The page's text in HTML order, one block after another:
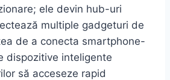
ele devin hub-uri
multiple gadgeturi de
de a conecta smartphone-
dispozitive inteligente
să acceseze rapid